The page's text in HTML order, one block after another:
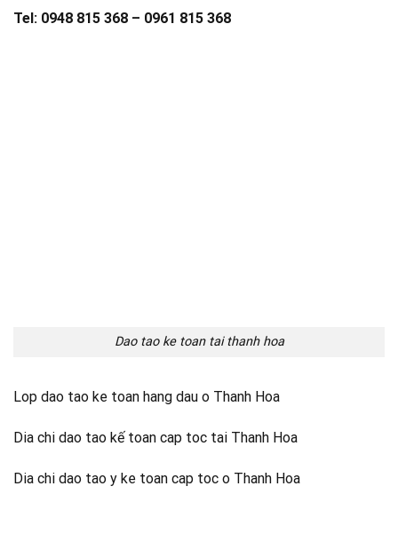
Tel: 0948 815 368 – 0961 815 368
Dao tao ke toan tai thanh hoa
Lop dao tao ke toan hang dau o Thanh Hoa
Dia chi dao tao kế toan cap toc tai Thanh Hoa
Dia chi dao tao y ke toan cap toc o Thanh Hoa